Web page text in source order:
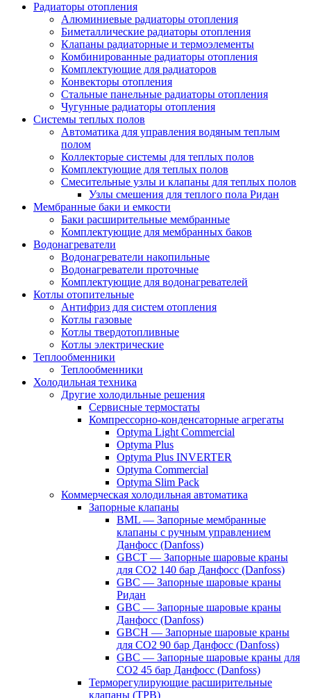
Радиаторы отопления
Алюминиевые радиаторы отопления
Биметаллические радиаторы отопления
Клапаны радиаторные и термоэлементы
Комбинированные радиаторы отопления
Комплектующие для радиаторов
Конвекторы отопления
Стальные панельные радиаторы отопления
Чугунные радиаторы отопления
Системы теплых полов
Автоматика для управления водяным теплым
полом
Коллекторые системы для теплых полов
Комплектующие для теплых полов
Смесительные узлы и клапаны для теплых полов
Узлы смешения для теплого пола Ридан
Мембранные баки и емкости
Баки расширительные мембранные
Комплектующие для мембранных баков
Водонагреватели
Водонагреватели накопильные
Водонагреватели проточные
Комплектующие для водонагревателей
Котлы отопительные
Антифриз для систем отопления
Котлы газовые
Котлы твердотопливные
Котлы электрические
Теплообменники
Теплообменники
Холодильная техника
Другие холодильные решения
Сервисные термостаты
Компрессорно-конденсаторные агрегаты
Optyma Light Commercial
Optyma Plus
Optyma Plus INVERTER
Optyma Commercial
Optyma Slim Pack
Коммерческая холодильная автоматика
Запорные клапаны
BML — Запорные мембранные
клапаны с ручным управлением
Данфосс (Danfoss)
GBCT — Запорные шаровые краны
для CO2 140 бар Данфосс (Danfoss)
GBC — Запорные шаровые краны
Ридан
GBC — Запорные шаровые краны
Данфосс (Danfoss)
GBCH — Запорные шаровые краны
для CO2 90 бар Данфосс (Danfoss)
GBC — Запорные шаровые краны для
CO2 45 бар Данфосс (Danfoss)
Терморегулирующие расширительные
клапаны (ТРВ)